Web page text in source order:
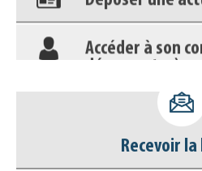
Accéder à son
déconnecter)
Nos veilles
Recevoir